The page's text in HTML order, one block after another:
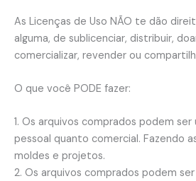
As Licenças de Uso NÃO te dão
alguma, de sublicenciar, distribuir,
comercializar, revender ou
O que você PODE fazer:
1. Os arquivos comprados podem
pessoal quanto comercial. Fazendo
moldes e projetos.
2. Os arquivos comprados podem